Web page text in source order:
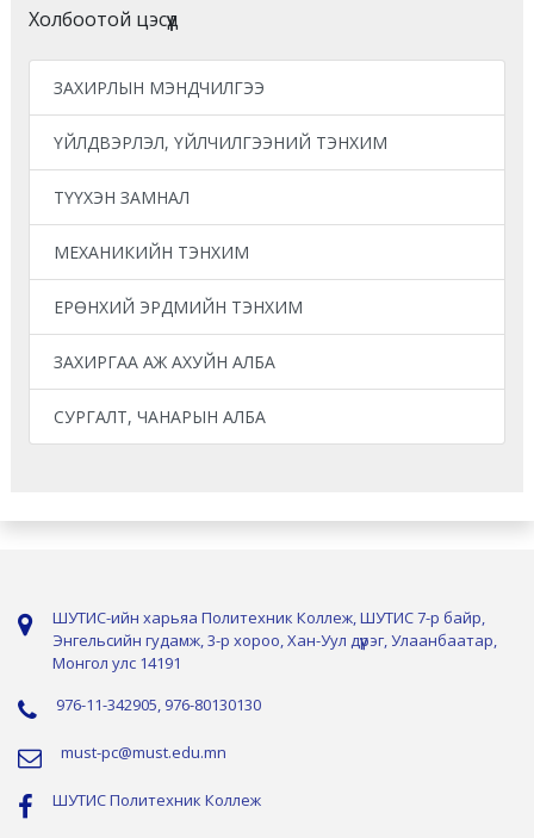
Холбоотой цэсүүд
ЗАХИРЛЫН МЭНДЧИЛГЭЭ
ҮЙЛДВЭРЛЭЛ, ҮЙЛЧИЛГЭЭНИЙ ТЭНХИМ
ТҮҮХЭН ЗАМНАЛ
МЕХАНИКИЙН ТЭНХИМ
ЕРӨНХИЙ ЭРДМИЙН ТЭНХИМ
ЗАХИРГАА АЖ АХУЙН АЛБА
СУРГАЛТ, ЧАНАРЫН АЛБА
ШУТИС-ийн харьяа Политехник Коллеж, ШУТИС 7-р байр,
Энгельсийн гудамж, 3-р хороо, Хан-Уул дүүрэг, Улаанбаатар,
Монгол улс 14191
976-11-342905, 976-80130130
must-pc@must.edu.mn
ШУТИС Политехник Коллеж